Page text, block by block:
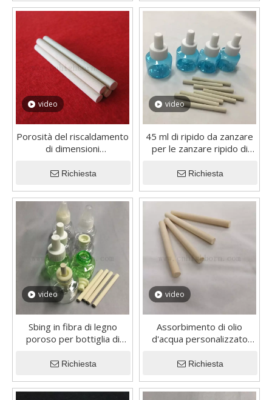
ceramica.
video
Porosità del riscaldamento
di dimensioni
in ceramica porosa
microporoso
Richiesta
video
45 ml di ripido da zanzare
per le zanzare ripido di
vaporizzatore in legno in
Richiesta
video
Sbing in fibra di legno
poroso per bottiglia di
Richiesta
video
Assorbimento di olio
d'acqua personalizzato
per zanzare liquido
Richiesta